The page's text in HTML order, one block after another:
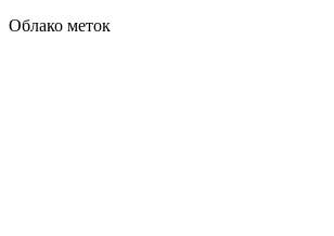
Облако меток